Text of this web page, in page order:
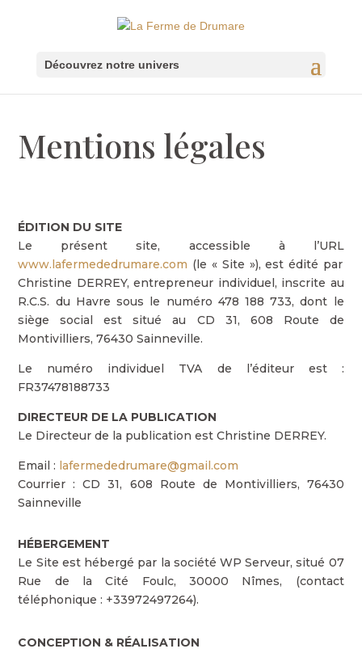
Mentions légales
ÉDITION DU SITE
Le présent site, accessible à l’URL
www.lafermededrumare.com (le « Site »), est édité par
Christine DERREY, entrepreneur individuel, inscrite au
R.C.S. du Havre sous le numéro 478 188 733, dont le
siège social est situé au CD 31, 608 Route de
Montivilliers, 76430 Sainneville.
Le numéro individuel TVA de l’éditeur est :
FR37478188733
DIRECTEUR DE LA PUBLICATION
Le Directeur de la publication est Christine DERREY.
Email : lafermededrumare@gmail.com
Courrier : CD 31, 608 Route de Montivilliers, 76430
Sainneville
HÉBERGEMENT
Le Site est hébergé par la société WP Serveur, situé 07
Rue de la Cité Foulc, 30000 Nîmes, (contact
téléphonique : +33972497264).
CONCEPTION & RÉALISATION